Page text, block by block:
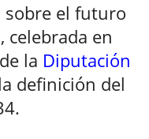
sobre el futuro
celebrada en
la Diputación
definición del